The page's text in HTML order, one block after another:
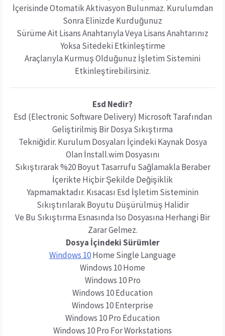
İçerisinde Otomatik Aktivasyon Bulunmaz. Kurulumdan
Sonra Elinizde Kurduğunuz
Sürüme Ait Lisans Anahtarıyla Veya Lisans Anahtarınız
Yoksa Sitedeki Etkinleştirme
Araçlarıyla Kurmuş Olduğunuz İşletim Sistemini
Etkinleştirebilirsiniz.
Esd Nedir?
Esd (Electronic Software Delivery) Microsoft Tarafından
Geliştirilmiş Bir Dosya Sıkıştırma
Tekniğidir. Kurulum Dosyaları İçindeki Kaynak Dosya
Olan İnstall.wim Dosyasını
Sıkıştırarak %20 Boyut Tasarrufu Sağlamakla Beraber
İçerikte Hiçbir Şekilde Değişiklik
Yapmamaktadır. Kısacası Esd İşletim Sisteminin
Sıkıştırılarak Boyutu Düşürülmüş Halidir
Ve Bu Sıkıştırma Esnasında Iso Dosyasına Herhangi Bir
Zarar Gelmez.
Dosya İçindeki Sürümler
Windows 10Home Single Language
Windows 10 Home
Windows 10 Pro
Windows 10 Education
Windows 10 Enterprise
Windows 10 Pro Education
Windows 10 Pro For Workstations